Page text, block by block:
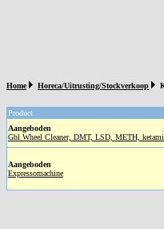
Home Horeca/Uitrusting/Stockverkoop
Product
Aangeboden
Gbl Wheel Cleaner, DMT, LSD, METH,
Aangeboden
Expressomachine